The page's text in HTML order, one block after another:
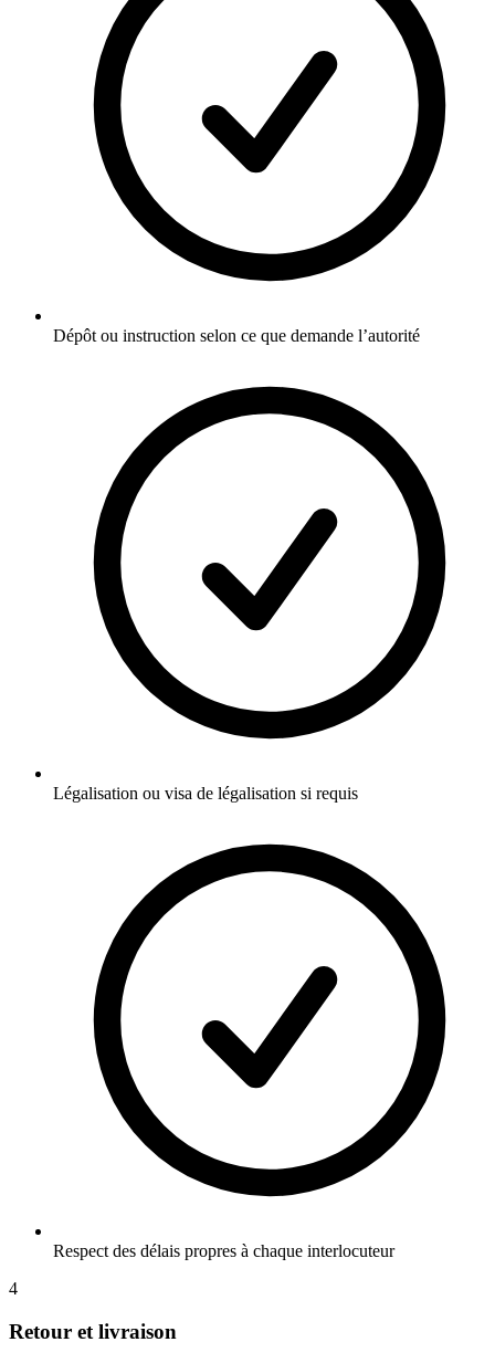
Dépôt ou instruction selon ce que demande l’autorité
Légalisation ou visa de légalisation si requis
Respect des délais propres à chaque interlocuteur
4
Retour et livraison